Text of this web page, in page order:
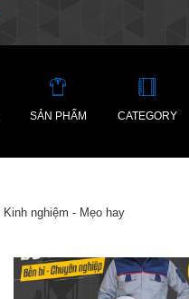
SẢN PHẨM CATEGORY
Kinh nghiệm - Mẹo hay